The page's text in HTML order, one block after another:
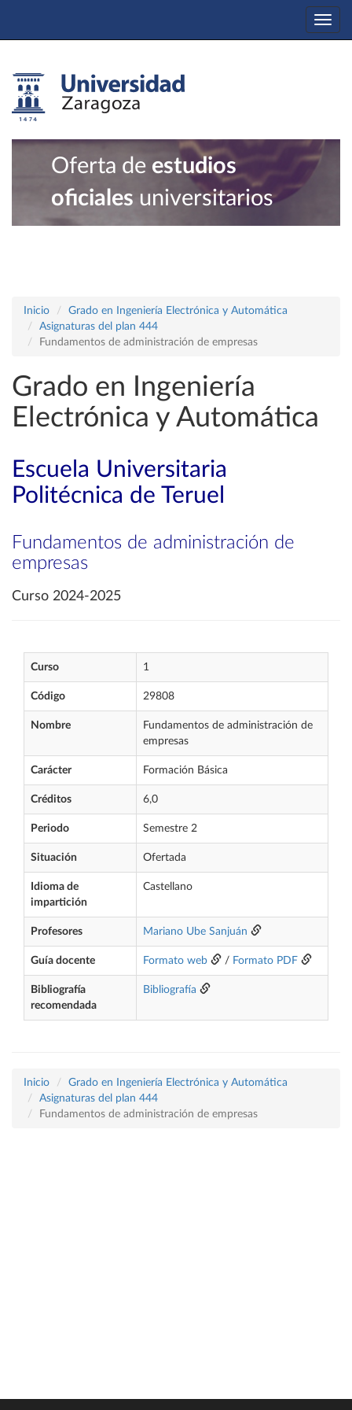
Oferta de estudios
oficiales universitarios
Inicio
Grado en Ingeniería Electrónica y Automática
Asignaturas del plan 444
Fundamentos de administración de empresas
Grado en Ingeniería
Electrónica y Automática
Escuela Universitaria
Politécnica de Teruel
Fundamentos de administración de
empresas
Curso 2024-2025
Curso 1
Código 29808
Nombre
Fundamentos de administración de
empresas
Carácter Formación Básica
Créditos 6,0
Periodo Semestre 2
Situación Ofertada
Idioma de
impartición
Castellano
Profesores Mariano Ube Sanjuán
Guía docente Formato web / Formato PDF
Bibliografía
recomendada
Bibliografía
Inicio
Grado en Ingeniería Electrónica y Automática
Asignaturas del plan 444
Fundamentos de administración de empresas